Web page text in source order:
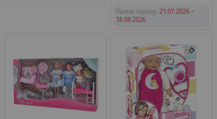
Промо период:21.07.2026 -
18.08.2026